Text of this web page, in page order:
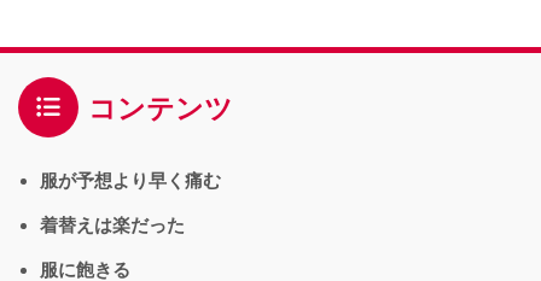
コンテンツ
服が予想より早く痛む
着替えは楽だった
服に飽きる